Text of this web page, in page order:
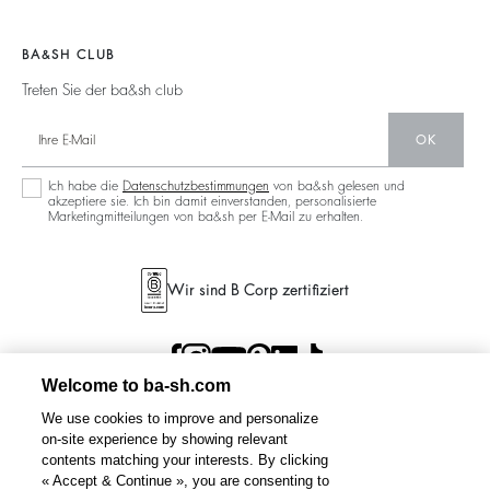
BA&SH CLUB
Treten Sie der ba&sh club
OK
Ich habe die Datenschutzbestimmungen von ba&sh gelesen und
akzeptiere sie. Ich bin damit einverstanden, personalisierte
Marketingmitteilungen von ba&sh per E-Mail zu erhalten.
Wir sind B Corp zertifiziert
Welcome to ba-sh.com
We use cookies to improve and personalize
on-site experience by showing relevant
contents matching your interests. By clicking
« Accept & Continue », you are consenting to